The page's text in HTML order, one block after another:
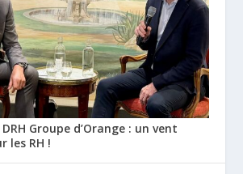
Groupe d’Orange : un vent
les RH !